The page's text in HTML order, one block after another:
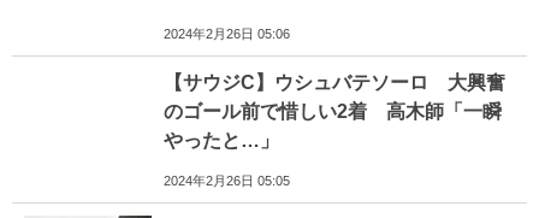
2024年2月26日 05:06
【サウジC】ウシュバテソーロ 大興奮
のゴール前で惜しい2着 高木師「一瞬
やったと…」
2024年2月26日 05:05